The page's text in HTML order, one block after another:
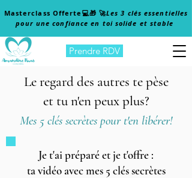
Masterclass Offerte 💻🎁 🚀Les 3 clés essentielles
pour une confiance en toi solide et stable
Prendre RDV
Le regard des autres te pèse
et tu n'en peux plus?
Mes 5 clés secrètes pour t'en libérer!
Je t'ai préparé et je t'offre :
ta vidéo avec mes 5 clés secrètes